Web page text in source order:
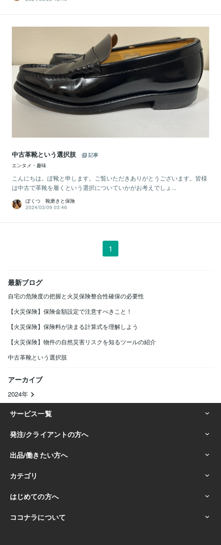
中古革靴という選択肢
記事
エンタメ・趣味
こんにちは。ぽ靴と申します。ご覧いただきありがとうございます。皆様
は中古で革靴を履くという選択についていかがお考えでしょ...
ぽくつ 靴磨きと保険
2024/03/09 03:46
1
最新ブログ
自宅の危険度の把握と火災保険整合性確保の必要性
【火災保険】保険金額設定で注意すべきこと！
【火災保険】保険料が決まる計算式を理解しよう
【火災保険】物件の自然災害リスクを知るツールの紹介
中古革靴という選択肢
アーカイブ
2024年